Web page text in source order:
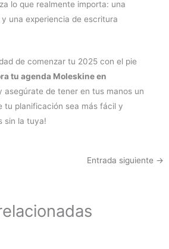
lo que realmente importa: una
una experiencia de escritura
de comenzar tu 2025 con el pie
tu agenda Moleskine en
asegúrate de tener en tus manos un
tu planificación sea más fácil y
sin la tuya!
Entrada siguiente →